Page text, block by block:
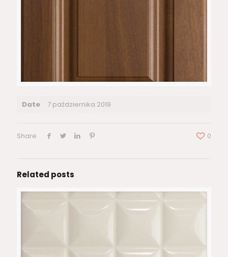
Date 7 października 2019
Share 0
Related posts